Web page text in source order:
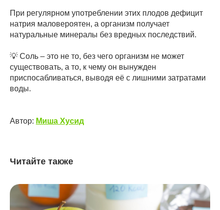
При регулярном употреблении этих плодов дефицит
натрия маловероятен, а организм получает
натуральные минералы без вредных последствий.
💡 Соль – это не то, без чего организм не может
существовать, а то, к чему он вынужден
приспосабливаться, выводя её с лишними затратами
воды.
Автор: Миша Хусид
Читайте также